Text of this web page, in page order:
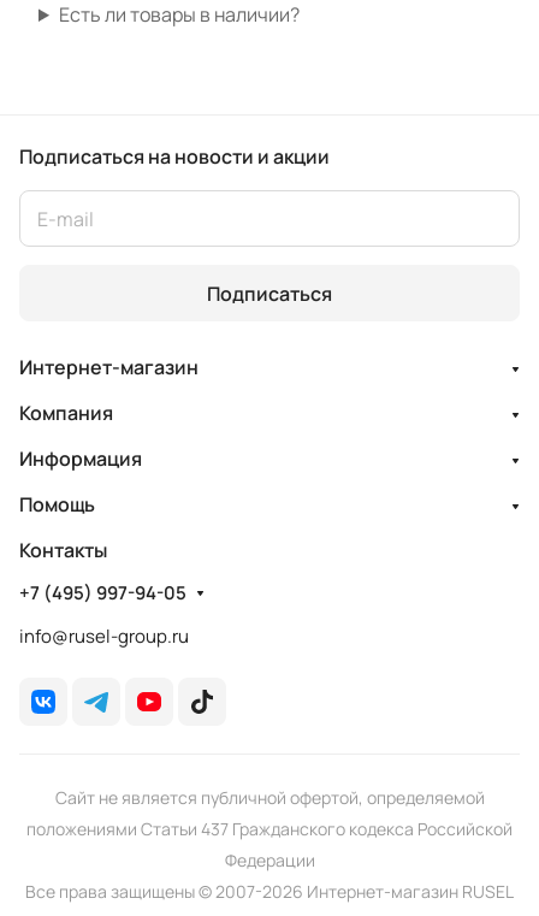
Есть ли товары в наличии?
Подписаться на новости и акции
Подписаться
Интернет-магазин
Компания
Информация
Помощь
Контакты
+7 (495) 997-94-05
info@rusel-group.ru
Сайт не является публичной офертой, определяемой
положениями Статьи 437 Гражданского кодекса Российской
Федерации
Все права защищены © 2007-2026 Интернет-магазин RUSEL